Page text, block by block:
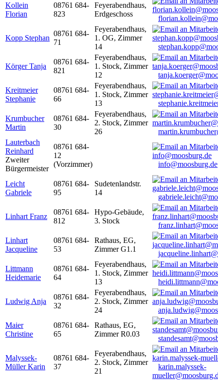
Kollein
Florian
08761 684-
823
Feyerabendhaus,
Erdgeschoss
Kopp Stephan
08761 684-
71
Feyerabendhaus,
1. OG, Zimmer
14
Körger Tanja
08761 684-
821
Feyerabendhaus,
1. Stock, Zimmer
12
Kreitmeier
Stephanie
08761 684-
66
Feyerabendhaus,
1. Stock, Zimmer
13
Krumbucher
Martin
08761 684-
30
Feyerabendhaus,
2. Stock, Zimmer
26
Lauterbach
Reinhard
Zweiter
Bürgermeister
08761 684-
12
(Vorzimmer)
info@moosburg.de
Leicht
Gabriele
08761 684-
95
Sudetenlandstr.
14
Linhart Franz
08761 684-
812
Hypo-Gebäude,
3. Stock
Linhart
Jacqueline
08761 684-
53
Rathaus, EG,
Zimmer G1.1
Littmann
Heidemarie
08761 684-
64
Feyerabendhaus,
1. Stock, Zimmer
13
Ludwig Anja
08761 684-
32
Feyerabendhaus,
2. Stock, Zimmer
24
Maier
Christine
08761 684-
65
Rathaus, EG,
Zimmer R0.03
Malyssek-
Müller Karin
08761 684-
37
Feyerabendhaus,
2. Stock, Zimmer
21
karin.malyssek-